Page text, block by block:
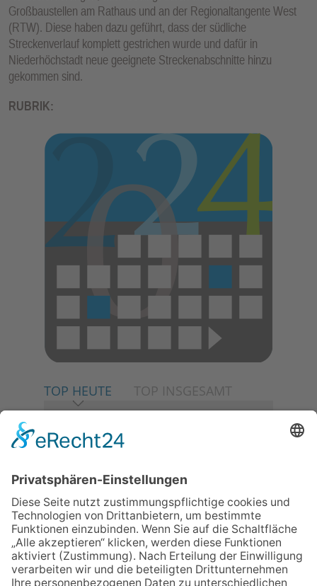
Großbaustellen am Rathaus und an der Regionaltangente West
(RTW). Diese haben dazu geführt, dass der südliche
Streckenverlauf komplett gestrichen wurde und dafür in
Niederhöchstadt neue geeignete Streckenabschnitte hinzu
gekommen sind.
RUBRIK:
TOP HEUTE TOP INSGESAMT
06.08.2026
Baustellenführung führt auch in
die Zukunft der Stadt
Königstein
06.08.2026
Klinikforum zum Thema
Karpaltunnelsyndrom
06.08.2026
Gewinnspiel zum Start ins